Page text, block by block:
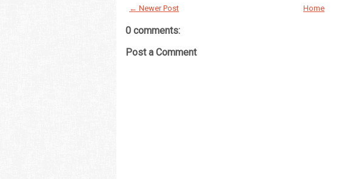
← Newer Post Home
0 comments:
Post a Comment